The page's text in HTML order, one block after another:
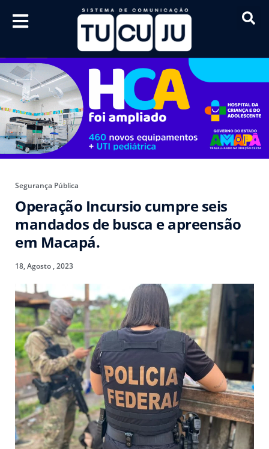
Segurança Pública
Operação Incursio cumpre seis
mandados de busca e apreensão
em Macapá.
18, Agosto , 2023